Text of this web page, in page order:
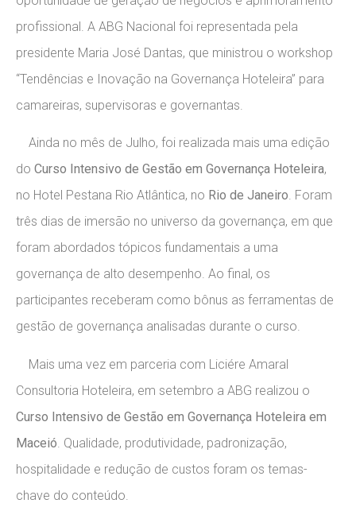
profissional. A ABG Nacional foi representada pela
presidente Maria José Dantas, que ministrou o workshop
“Tendências e Inovação na Governança Hoteleira” para
camareiras, supervisoras e governantas.
Ainda no mês de Julho, foi realizada mais uma edição
do Curso Intensivo de Gestão em Governança Hoteleira,
no Hotel Pestana Rio Atlântica, no Rio de Janeiro. Foram
três dias de imersão no universo da governança, em que
foram abordados tópicos fundamentais a uma
governança de alto desempenho. Ao final, os
participantes receberam como bônus as ferramentas de
gestão de governança analisadas durante o curso.
Mais uma vez em parceria com Liciére Amaral
Consultoria Hoteleira, em setembro a ABG realizou o
Curso Intensivo de Gestão em Governança Hoteleira em
Maceió . Qualidade, produtividade, padronização,
hospitalidade e redução de custos foram os temas-
chave do conteúdo.